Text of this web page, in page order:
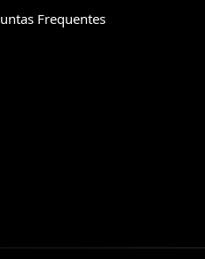
Frequentes